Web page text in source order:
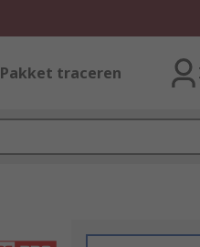
Pakket traceren